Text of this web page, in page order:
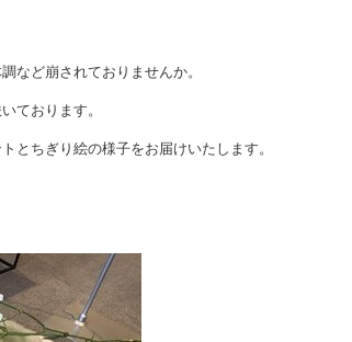
など崩されておりませんか。
ております。
とちぎり絵の様子をお届けいたします。